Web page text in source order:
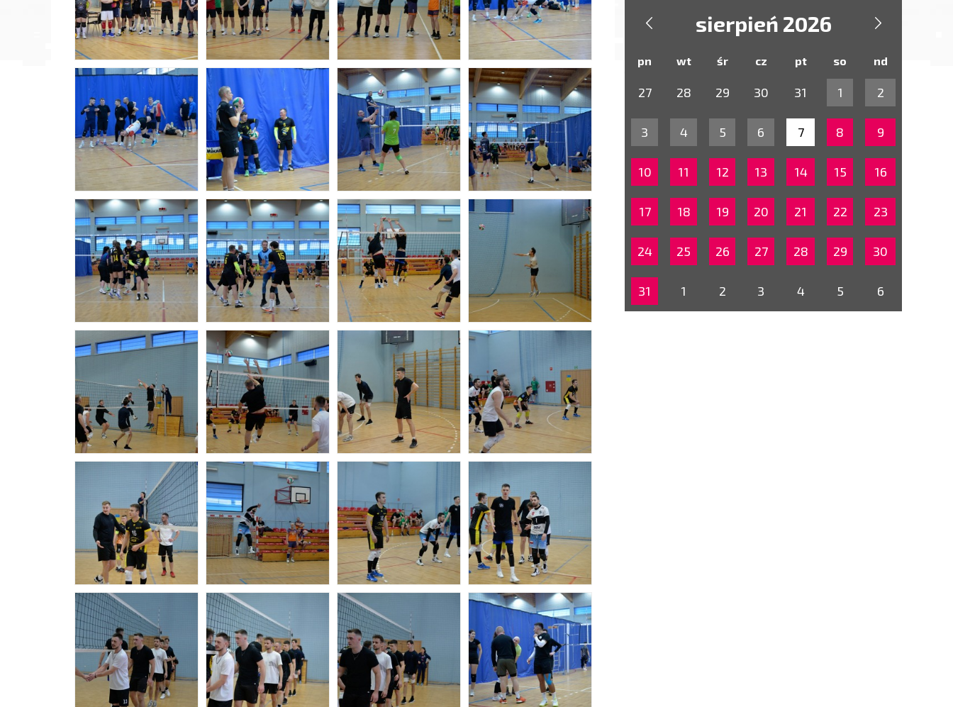
 sierpień 2026 
pn wt śr cz pt so nd
27 28 29 30 31 1 2
3 4 5 6 7 8 9
10 11 12 13 14 15 16
17 18 19 20 21 22 23
24 25 26 27 28 29 30
31 1 2 3 4 5 6